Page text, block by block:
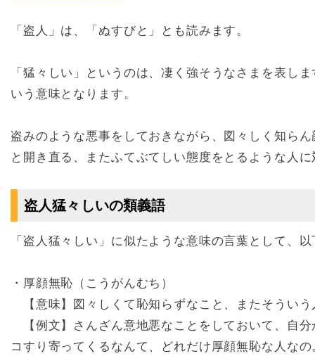
「盗人」は、「ぬすびと」とも読みます。
「猛々しい」というのは、凄く強そうなさまを表し
いう意味となります。
盗みのような悪事をしておきながら、図々しく知ら
と開き直る、またふてぶてしい態度をとるような人
盗人猛々しいの類義語
「盗人猛々しい」に似たような意味の言葉として、
・厚顔無恥（こうがんむち）
【意味】図々しくて恥知らずなこと、またそうい
【例文】さんざん意地悪なことをしておいて、自
コすり寄ってくるなんて、どれだけ厚顔無恥な人なの